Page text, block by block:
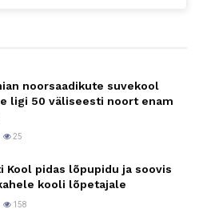
noorsaadikute suvekool
ligi 50 väliseesti noort enam
25
Kool pidas lõpupidu ja soovis
kooli lõpetajale
158